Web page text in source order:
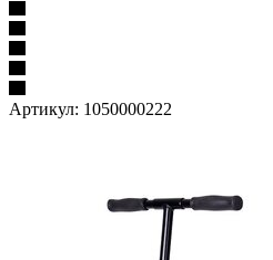
Артикул: 1050000222